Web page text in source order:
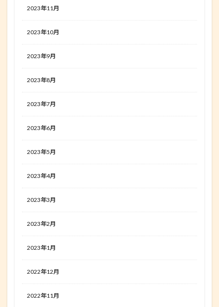
2023年11月
2023年10月
2023年9月
2023年8月
2023年7月
2023年6月
2023年5月
2023年4月
2023年3月
2023年2月
2023年1月
2022年12月
2022年11月